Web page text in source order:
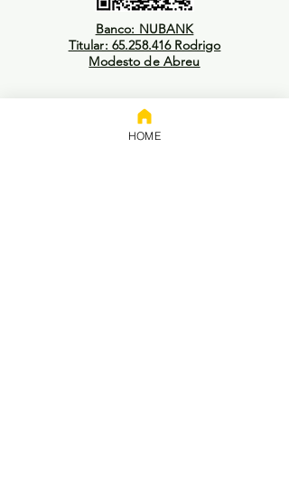
Banco: NUBANK
Titular: 65.258.416 Rodrigo
Modesto de Abreu
HOME